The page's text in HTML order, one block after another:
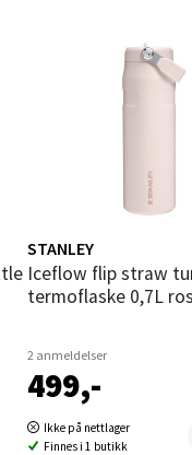
STANLEY
Iceflow flip straw tumbler
termoflaske 0,7L
2 anmeldelser
499,-
Ikke på nettlager
Finnes i 1 butikk